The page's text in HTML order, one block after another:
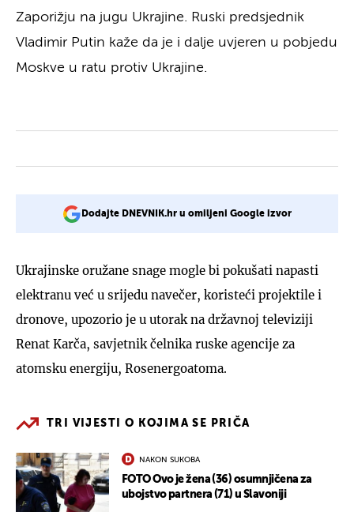
Zaporižju na jugu Ukrajine. Ruski predsjednik
Vladimir Putin kaže da je i dalje uvjeren u pobjedu
Moskve u ratu protiv Ukrajine.
Dodajte DNEVNIK.hr u omiljeni Google izvor
Ukrajinske oružane snage mogle bi pokušati napasti
elektranu već u srijedu navečer, koristeći projektile i
dronove, upozorio je u utorak na državnoj televiziji
Renat Karča, savjetnik čelnika ruske agencije za
atomsku energiju, Rosenergoatoma.
TRI VIJESTI O KOJIMA SE PRIČA
NAKON SUKOBA
FOTO Ovo je žena (36) osumnjičena za
ubojstvo partnera (71) u Slavoniji